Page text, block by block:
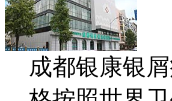
成都银康银